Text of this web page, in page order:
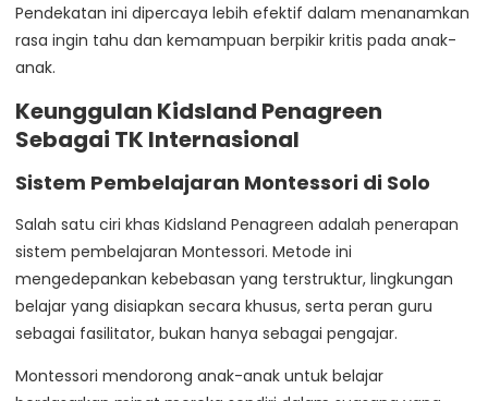
Pendekatan ini dipercaya lebih efektif dalam menanamkan
rasa ingin tahu dan kemampuan berpikir kritis pada anak-
anak.
Keunggulan Kidsland Penagreen
Sebagai TK Internasional
Sistem Pembelajaran Montessori di Solo
Salah satu ciri khas Kidsland Penagreen adalah penerapan
sistem pembelajaran Montessori. Metode ini
mengedepankan kebebasan yang terstruktur, lingkungan
belajar yang disiapkan secara khusus, serta peran guru
sebagai fasilitator, bukan hanya sebagai pengajar.
Montessori mendorong anak-anak untuk belajar